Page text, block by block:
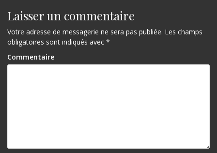
i
g
a
t
Laisser un commentaire
Votre adresse de messagerie ne sera pas publiée. Les champs
obligatoires sont indiqués avec *
Commentaire